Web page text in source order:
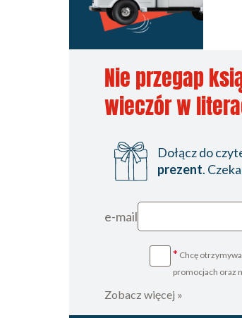
Nie przegap
wieczór w
Dołącz do
prezent.
e-mail
* Chcę
promocjach oraz
Zobacz więcej »